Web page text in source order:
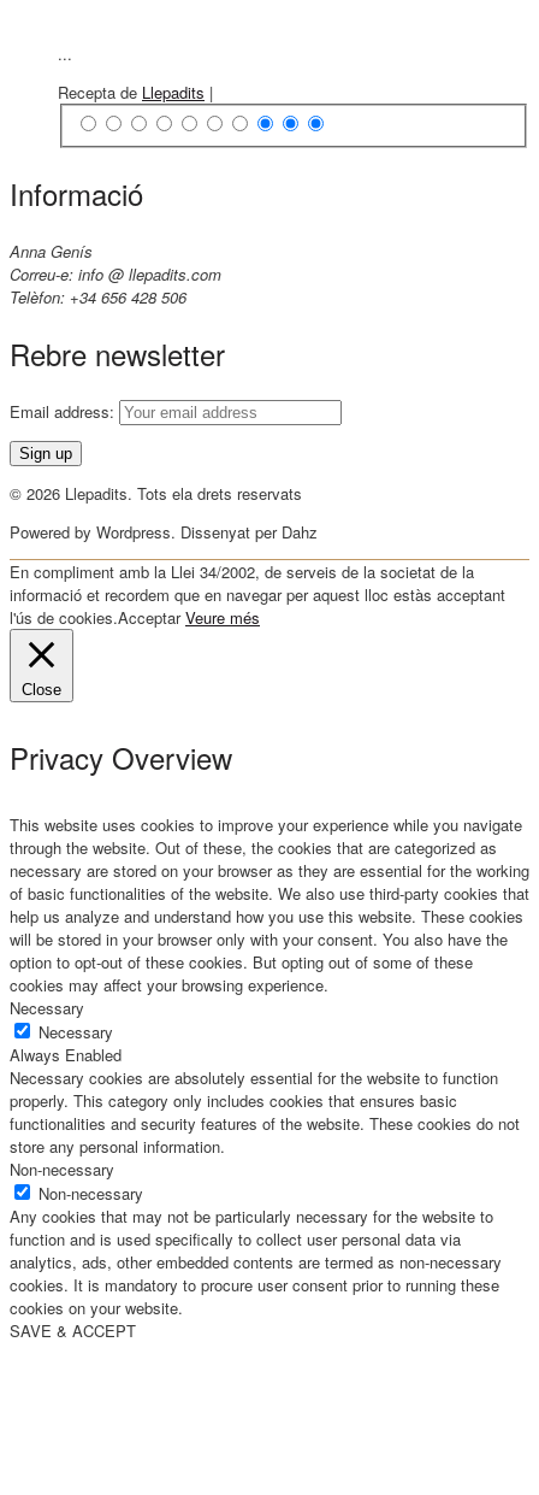
...
Recepta de Llepadits |
Informació
Anna Genís
Correu-e: info @ llepadits.com
Telèfon: +34 656 428 506
Rebre newsletter
Email address:
© 2026 Llepadits. Tots ela drets reservats
Powered by Wordpress. Dissenyat per Dahz
En compliment amb la Llei 34/2002, de serveis de la societat de la
informació et recordem que en navegar per aquest lloc estàs acceptant
l'ús de cookies.Acceptar Veure més
Close
Privacy Overview
This website uses cookies to improve your experience while you navigate
through the website. Out of these, the cookies that are categorized as
necessary are stored on your browser as they are essential for the working
of basic functionalities of the website. We also use third-party cookies that
help us analyze and understand how you use this website. These cookies
will be stored in your browser only with your consent. You also have the
option to opt-out of these cookies. But opting out of some of these
cookies may affect your browsing experience.
Necessary
Necessary
Always Enabled
Necessary cookies are absolutely essential for the website to function
properly. This category only includes cookies that ensures basic
functionalities and security features of the website. These cookies do not
store any personal information.
Non-necessary
Non-necessary
Any cookies that may not be particularly necessary for the website to
function and is used specifically to collect user personal data via
analytics, ads, other embedded contents are termed as non-necessary
cookies. It is mandatory to procure user consent prior to running these
cookies on your website.
SAVE & ACCEPT